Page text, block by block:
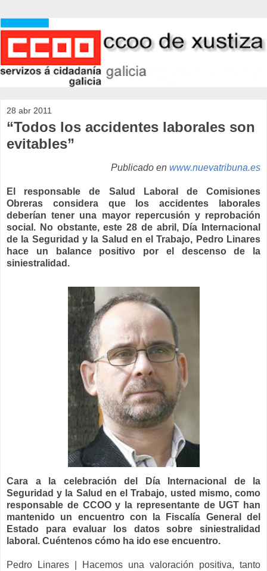
28 abr 2011
“Todos los accidentes laborales son
evitables”
Publicado en www.nuevatribuna.es
El responsable de Salud Laboral de Comisiones
Obreras considera que los accidentes laborales
deberían tener una mayor repercusión y reprobación
social. No obstante, este 28 de abril, Día Internacional
de la Seguridad y la Salud en el Trabajo, Pedro Linares
hace un balance positivo por el descenso de la
siniestralidad.
Cara a la celebración del Día Internacional de la
Seguridad y la Salud en el Trabajo, usted mismo, como
responsable de CCOO y la representante de UGT han
mantenido un encuentro con la Fiscalía General del
Estado para evaluar los datos sobre siniestralidad
laboral. Cuéntenos cómo ha ido ese encuentro.
Pedro Linares | Hacemos una valoración positiva, tanto